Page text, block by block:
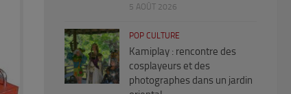
5 AOÛT 2026
POP CULTURE
Kamiplay : rencontre des
cosplayeurs et des
photographes dans un jardin